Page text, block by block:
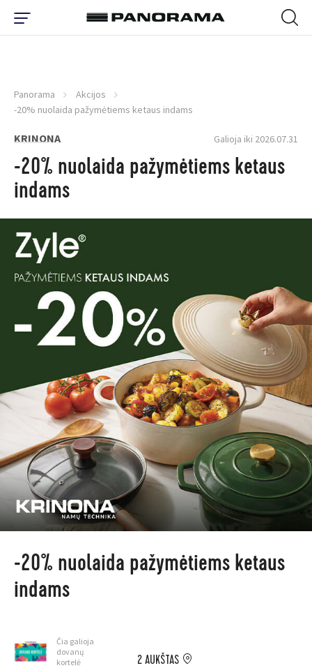
Panorama
Akcijos
-20% nuolaida pažymėtiems ketaus indams
KRINONA Galioja iki 2026.07.31
-20% nuolaida pažymėtiems ketaus
indams
-20% nuolaida pažymėtiems ketaus
indams
Čia galioja
dovanų
kortelė
2 AUKŠTAS